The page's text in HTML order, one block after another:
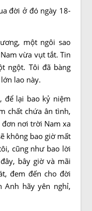
đời ở đó ngày 18-
một ngôi sao
vừa vụt tắt. Tin
ngột. Tôi đã bàng
lao này.
để lại bao kỷ niệm
chất chứa ân tình,
nơi trời Nam xa
không bao giờ mất
cũng như bao lời
bây giờ và mãi
đem đến cho đời
Anh hãy yên nghỉ,